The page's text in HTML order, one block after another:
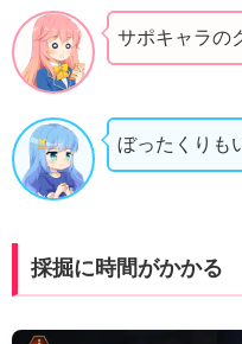
サポキャラの
ぼったくりも
採掘に時間がかかる